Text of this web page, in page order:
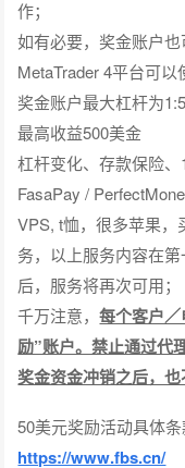
作；
如有必要，奖金账户
MetaTrader 4平台可以
奖金账户最大杠杆为
最高收益500美金
杠杆变化、存款保险、
FasaPay /
VPS, t恤，很多苹果
务，以上服务内容在
后，服务将再次可用；
千万注意，每个客户
励”账户。禁止通过代
奖金资金冲销之后，
50美元奖励活动具体条
https://www.fbs.cn/